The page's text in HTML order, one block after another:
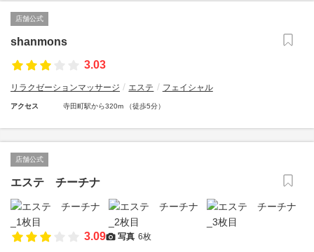
店舗公式
shanmons
3.03
リラクゼーションマッサージ エステ フェイシャル
アクセス 寺田町駅から320m （徒歩5分）
店舗公式
エステ チーチナ
3.09 写真 6枚